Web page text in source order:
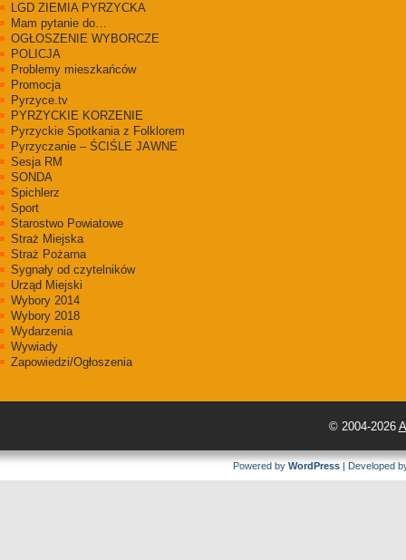
LGD ZIEMIA PYRZYCKA
Mam pytanie do…
OGŁOSZENIE WYBORCZE
POLICJA
Problemy mieszkańców
Promocja
Pyrzyce.tv
PYRZYCKIE KORZENIE
Pyrzyckie Spotkania z Folklorem
Pyrzyczanie – ŚCIŚLE JAWNE
Sesja RM
SONDA
Spichlerz
Sport
Starostwo Powiatowe
Straż Miejska
Straż Pożarna
Sygnały od czytelników
Urząd Miejski
Wybory 2014
Wybory 2018
Wydarzenia
Wywiady
Zapowiedzi/Ogłoszenia
© 2004-2026
Powered by WordPress | Developed